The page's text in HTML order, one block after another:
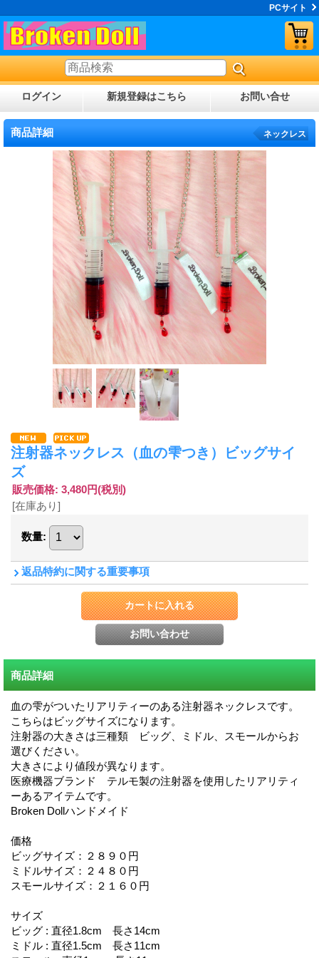
PCサイト
ログイン 新規登録はこちら お問い合せ
商品詳細 ネックレス
注射器ネックレス（血の雫つき）ビッグサイ
ズ
販売価格: 3,480円(税別)
[在庫あり]
数量:
返品特約に関する重要事項
商品詳細
血の雫がついたリアリティーのある注射器ネックレスです。
こちらはビッグサイズになります。
注射器の大きさは三種類 ビッグ、ミドル、スモールからお
選びください。
大きさにより値段が異なります。
医療機器ブランド テルモ製の注射器を使用したリアリティ
ーあるアイテムです。
Broken Dollハンドメイド
価格
ビッグサイズ：２８９０円
ミドルサイズ：２４８０円
スモールサイズ：２１６０円
サイズ
ビッグ : 直径1.8cm 長さ14cm
ミドル : 直径1.5cm 長さ11cm